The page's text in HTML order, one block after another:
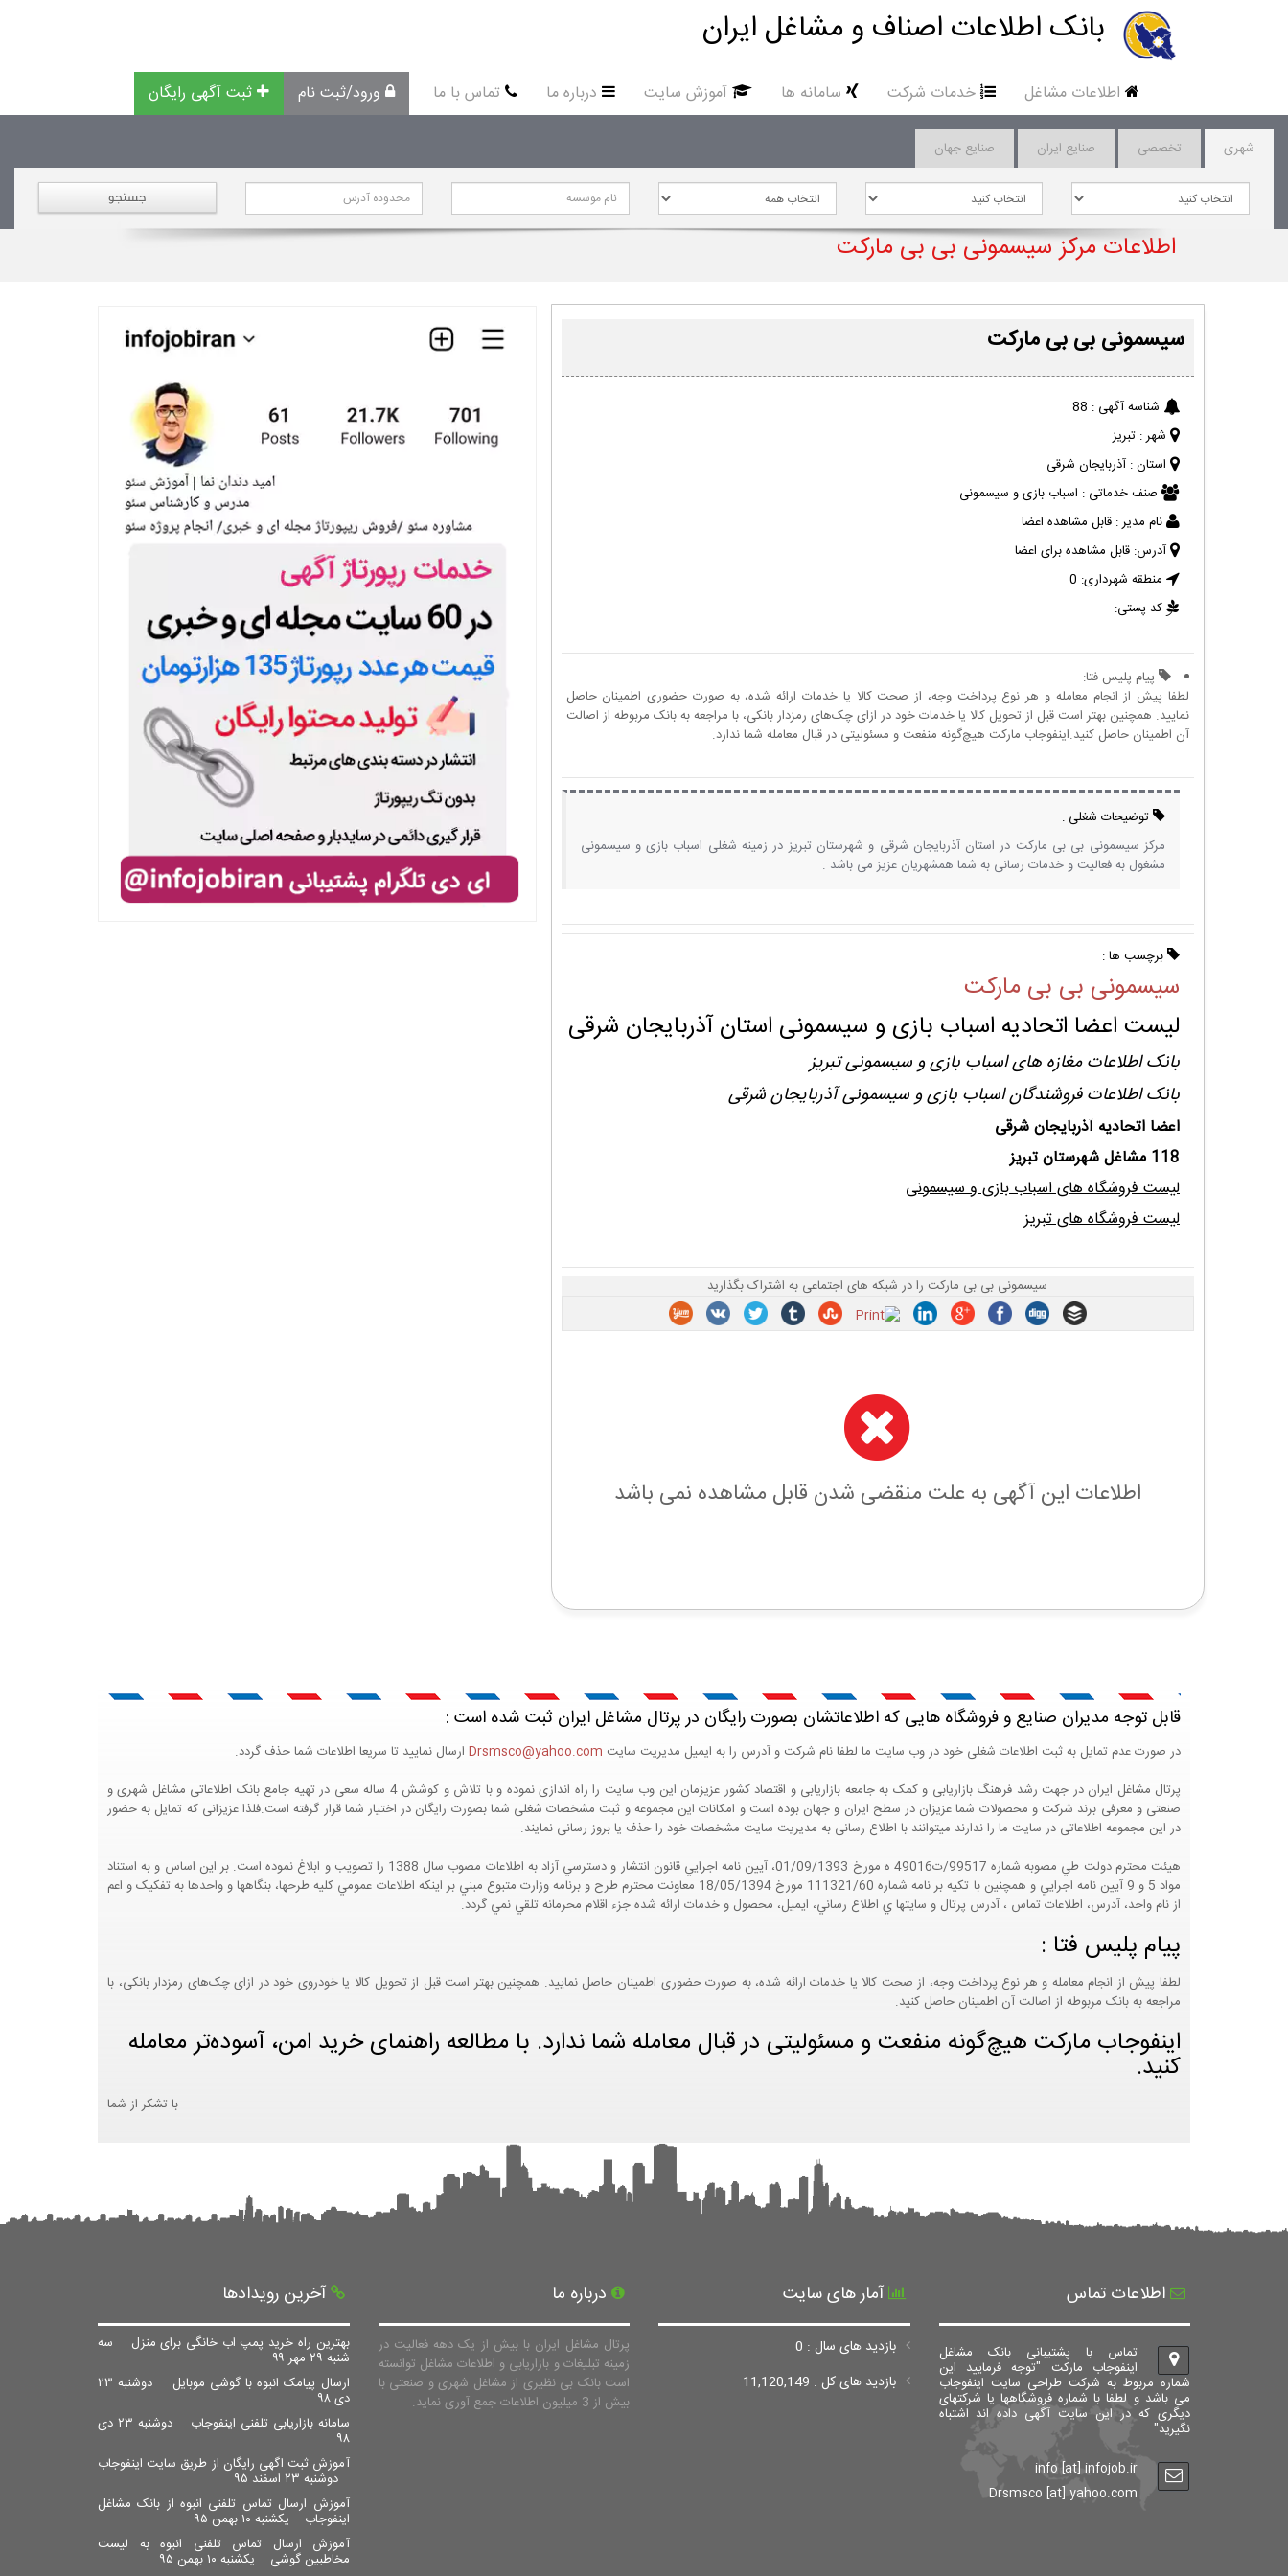
بانک اطلاعات اصناف و مشاغل ایران
اطلاعات مشاغل خدمات شرکت سامانه ها آموزش سایت درباره ما تماس با ما ورود/ثبت نام ثبت آگهی رایگان
شهری تخصصی صنایع ایران صنایع جهان
جستجو
اطلاعات مرکز سیسمونی بی بی مارکت
سیسمونی بی بی مارکت
شناسه آگهی : 88
شهر : تبریز
استان : آذربایجان شرقی
صنف خدماتی : اسباب بازی و سیسمونی
نام مدیر : قابل مشاهده اعضا
آدرس: قابل مشاهده برای اعضا
منطقه شهرداری: 0
کد پستی:
پیام پلیس فتا:
لطفا پیش از انجام معامله و هر نوع پرداخت وجه، از صحت کالا یا خدمات ارائه شده، به صورت حضوری اطمینان حاصل
نمایید. همچنین بهتر است قبل از تحویل کالا یا خدمات خود در ازای چک‌های رمزدار بانکی، با مراجعه به بانک مربوطه از اصالت
آن اطمینان حاصل کنید.اینفوجاب مارکت هیچ‌گونه منفعت و مسئولیتی در قبال معامله شما ندارد.
توضیحات شغلی :
مرکز سیسمونی بی بی مارکت در استان آذربایجان شرقی و شهرستان تبریز در زمینه شغلی اسباب بازی و سیسمونی
مشغول به فعالیت و خدمات رسانی به شما همشهریان عزیز می باشد .
برچسب ها :
سیسمونی بی بی مارکت
لیست اعضا اتحادیه اسباب بازی و سیسمونی استان آذربایجان شرقی
بانک اطلاعات مغازه های اسباب بازی و سیسمونی تبریز
بانک اطلاعات فروشندگان اسباب بازی و سیسمونی آذربایجان شرقی
اعضا اتحادیه آذربایجان شرقی
118 مشاغل شهرستان تبریز
لیست فروشگاه های اسباب بازی و سیسمونی
لیست فروشگاه های تبریز
سیسمونی بی بی مارکت را در شبکه های اجتماعی به اشتراک بگذارید
اطلاعات این آگهی به علت منقضی شدن قابل مشاهده نمی باشد
قابل توجه مدیران صنایع و فروشگاه هایی که اطلاعاتشان بصورت رایگان در پرتال مشاغل ایران ثبت شده است :
در صورت عدم تمایل به ثبت اطلاعات شغلی خود در وب سایت ما لطفا نام شرکت و آدرس را به ایمیل مدیریت سایت Drsmsco@yahoo.com ارسال نمایید تا سریعا اطلاعات شما حذف گردد.
پرتال مشاغل ایران در جهت رشد فرهنگ بازاریابی و کمک به جامعه بازاریابی و اقتصاد کشور عزیزمان این وب سایت را راه اندازی نموده و با تلاش و کوشش 4 ساله سعی در تهیه جامع بانک اطلاعاتی مشاغل شهری و
صنعتی و معرفی برند شرکت و محصولات شما عزیزان در سطح ایران و جهان بوده است و امکانات این مجموعه و ثبت مشخصات شغلی شما بصورت رایگان در اختیار شما قرار گرفته است.فلذا عزیزانی که تمایل به حضور
در این مجموعه اطلاعاتی در سایت ما را ندارند میتوانند با اطلاع رسانی به مدیریت سایت مشخصات خود را حذف یا بروز رسانی نمایند.
هيئت محترم دولت طي مصوبه شماره 99517/ت49016 ه مورخ 01/09/1393، آيين نامه اجرايي قانون انتشار و دسترسي آزاد به اطلاعات مصوب سال 1388 را تصويب و ابلاغ نموده است. بر اين اساس و به استناد
مواد 5 و 9 آيين نامه اجرايي و همچنين با تکيه بر نامه شماره 111321/60 مورخ 18/05/1394 معاونت محترم طرح و برنامه وزارت متبوع مبني بر اينکه اطلاعات عمومي کليه طرحها، بنگاهها و واحدها به تفکيک و اعم
از نام واحد، آدرس، اطلاعات تماس ، آدرس پرتال و سايتها ي اطلاع رساني، ايميل، محصول و خدمات ارائه شده جزء اقلام محرمانه تلقي نمي گردد.
پیام پلیس فتا :
لطفا پیش از انجام معامله و هر نوع پرداخت وجه، از صحت کالا یا خدمات ارائه شده، به صورت حضوری اطمینان حاصل نمایید. همچنین بهتر است قبل از تحویل کالا یا خودروی خود در ازای چک‌های رمزدار بانکی، با
مراجعه به بانک مربوطه از اصالت آن اطمینان حاصل کنید.
اینفوجاب مارکت هیچ‌گونه منفعت و مسئولیتی در قبال معامله شما ندارد. با مطالعه راهنمای خرید امن، آسوده‌تر معامله
کنید.
با تشکر از شما
اطلاعات تماس
تماس با پشتیبانی بانک مشاغل
اینفوجاب مارکت "توجه فرمایید این
شماره مربوط به شرکت طراحی سایت اینفوجاب
می باشد و لطفا با شماره فروشگاهها یا شرکتهای
دیگری که در این سایت آگهی داده اند اشتباه
نگیرید"
info [at] infojob.ir
Drsmsco [at] yahoo.com
آمار های سایت
بازدید های سال : 0
بازدید های کل : 11,120,149
درباره ما
پرتال مشاغل ایران با بیش از یک دهه فعالیت در
زمینه تبلیغات و بازاریابی و اطلاعات مشاغل توانسته
است بانک بی نظیری از مشاغل شهری و صنعتی با
بیش از 3 میلیون اطلاعات جمع آوری نماید.
آخرین رویدادها
بهترین راه خرید پمپ اب خانگی برای منزل سه
شنبه ۲۹ مهر ۹۹
ارسال پیامک انبوه با گوشی موبایل
دوشنبه ۲۳
دی ۹۸
سامانه بازاریابی تلفنی اینفوجاب
دوشنبه ۲۳ دی
۹۸
آموزش ثبت اگهی رایگان از طریق سایت اینفوجاب
دوشنبه ۲۳ اسفند ۹۵
آموزش ارسال تماس تلفنی انبوه از بانک مشاغل
اینفوجاب یکشنبه ۱۰ بهمن ۹۵
آموزش ارسال تماس تلفنی انبوه به لیست
مخاطبین گوشی یکشنبه ۱۰ بهمن ۹۵